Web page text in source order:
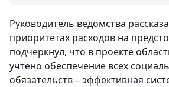
Руководитель ведомства
приоритетах расходов на
подчеркнул, что в проекте
учтено обеспечение всех
обязательств – эффективная